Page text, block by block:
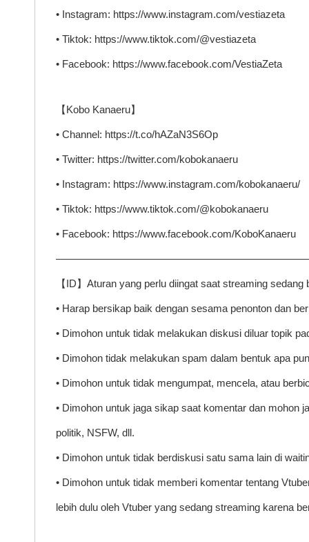
• Instagram: https://www.instagram.com/vestiazeta
• Tiktok: https://www.tiktok.com/@vestiazeta
• Facebook: https://www.facebook.com/VestiaZeta
【Kobo Kanaeru】
• Channel: https://t.co/hAZaN3S6Op
• Twitter: https://twitter.com/kobokanaeru
• Instagram: https://www.instagram.com/kobokanaeru/
• Tiktok: https://www.tiktok.com/@kobokanaeru
• Facebook: https://www.facebook.com/KoboKanaeru
【ID】Aturan yang perlu diingat saat streaming sedang
• Harap bersikap baik dengan sesama penonton dan
• Dimohon untuk tidak melakukan diskusi diluar topik
• Dimohon tidak melakukan spam dalam bentuk apa
• Dimohon untuk tidak mengumpat, mencela, atau
• Dimohon untuk jaga sikap saat komentar dan mohon
politik, NSFW, dll.
• Dimohon untuk tidak berdiskusi satu sama lain di
• Dimohon untuk tidak memberi komentar tentang
lebih dulu oleh Vtuber yang sedang streaming karena